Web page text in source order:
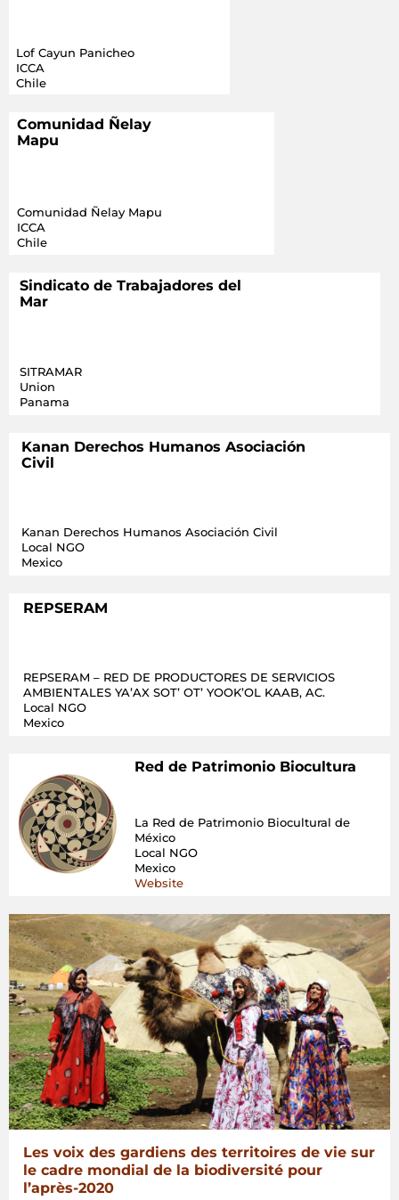
Lof Cayun Panicheo
ICCA
Chile
Comunidad Ñelay
Mapu
Comunidad Ñelay Mapu
ICCA
Chile
Sindicato de Trabajadores del
Mar
SITRAMAR
Union
Panama
Kanan Derechos Humanos Asociación
Civil
Kanan Derechos Humanos Asociación Civil
Local NGO
Mexico
REPSERAM
REPSERAM – RED DE PRODUCTORES DE SERVICIOS
AMBIENTALES YA’AX SOT’ OT’ YOOK’OL KAAB, AC.
Local NGO
Mexico
Red de Patrimonio Biocultura
La Red de Patrimonio Biocultural de
México
Local NGO
Mexico
Website
Les voix des gardiens des territoires de vie sur
le cadre mondial de la biodiversité pour
l’après-2020